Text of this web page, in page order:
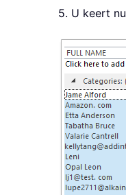
5. U keert